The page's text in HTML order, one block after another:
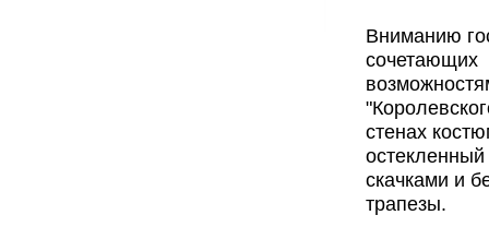
Вниманию
сочетающих
стенах
скачками и
трапезы.